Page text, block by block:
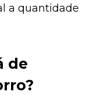
a quantidade
de